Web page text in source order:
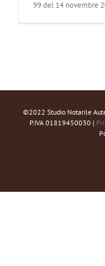
99 del 14 novembre
©2022 Studio Notarile
P.IVA 01819450030 |